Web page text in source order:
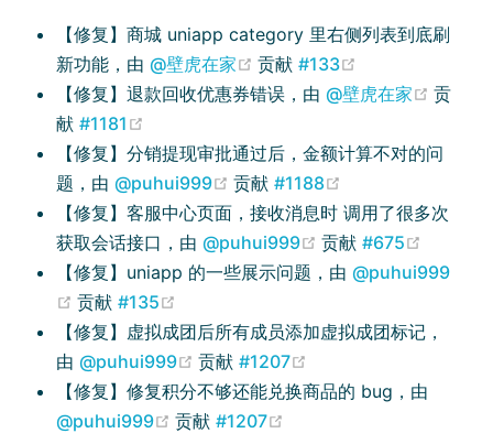
【修复】商城 uniapp category 里右侧列表到底刷
新功能，由@壁虎在家 (opens new window)
贡献#133
【修复】退款回收优惠券错误，由@壁虎在家
贡
献#1181
【修复】分销提现审批通过后，金额计算不对的问
题，由@puhui999 (opens new window)
贡献#1188
【修复】客服中心页面，接收消息时 调用了很多次
获取会话接口，由@puhui999 (opens new
贡献#675
【修复】uniapp 的一些展示问题，由@puhui999
(opens new window)
贡献#135
【修复】虚拟成团后所有成员添加虚拟成团标记，
由@puhui999 (opens new window)
贡献#1207
【修复】修复积分不够还能兑换商品的 bug，由
@puhui999
(opens new window)
贡献#1207